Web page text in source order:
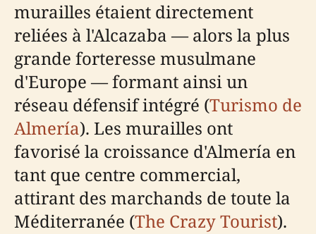
murailles étaient directement
reliées à l'Alcazaba — alors la plus
grande forteresse musulmane
d'Europe — formant ainsi un
réseau défensif intégré (Turismo de
Almería). Les murailles ont
favorisé la croissance d'Almería en
tant que centre commercial,
attirant des marchands de toute la
Méditerranée (The Crazy Tourist).